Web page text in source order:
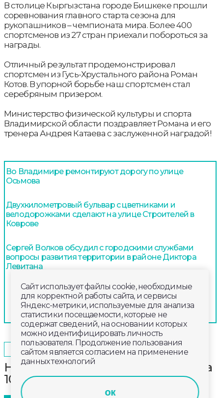
В столице Кыргызстана городе Бишкеке прошли
соревнования главного старта сезона для
рукопашников – чемпионата мира. Более 400
спортсменов из 27 стран приехали побороться за
награды.
Отличный результат продемонстрировал
спортсмен из Гусь-Хрустального района Роман
Котов. В упорной борьбе наш спортсмен стал
серебряным призером.
Министерство физической культуры и спорта
Владимирской области поздравляет Романа и его
тренера Андрея Катаева с заслуженной наградой!
Во Владимире ремонтируют дорогу по улице
Осьмова
Двухкилометровый бульвар с цветниками и
велодорожками сделают на улице Строителей в
Коврове
Сергей Волков обсудил с городскими службами
вопросы развития территории в районе Диктора
Левитана
ОБЩЕСТВО 2026-06-10 19:50
Новости Владимирской области за
10 июня 2026 года
Сайт использует файлы cookie, необходимые
для корректной работы сайта, и сервисы
Яндекс-метрики, используемые для анализа
статистики посещаемости, которые не
содержат сведений, на основании которых
можно идентифицировать личность
пользователя. Продолжение пользования
сайтом является согласием на применение
данных технологий
ок